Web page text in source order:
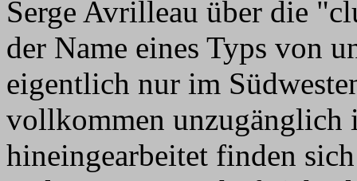
Serge Avrilleau über die
der Name eines Typs von
eigentlich nur im
vollkommen unzugänglich
hineingearbeitet finden